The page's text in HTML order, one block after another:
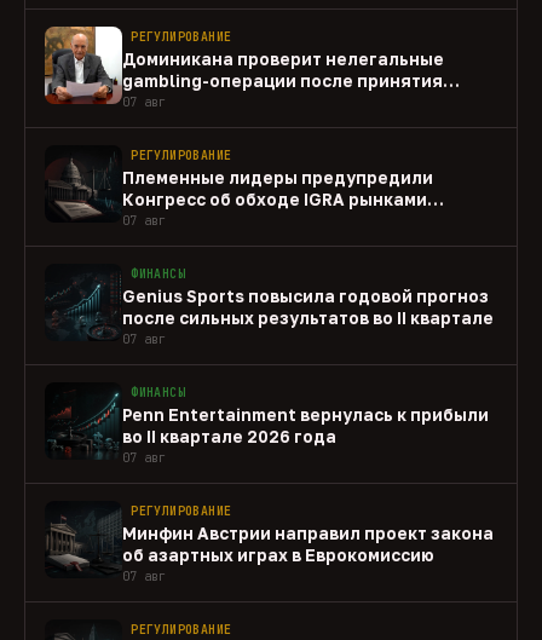
РЕГУЛИРОВАНИЕ
Доминикана проверит нелегальные
gambling-операции после принятия
закона
07 авг
РЕГУЛИРОВАНИЕ
Племенные лидеры предупредили
Конгресс об обходе IGRA рынками
прогнозов
07 авг
ФИНАНСЫ
Genius Sports повысила годовой прогноз
после сильных результатов во II квартале
07 авг
ФИНАНСЫ
Penn Entertainment вернулась к прибыли
во II квартале 2026 года
07 авг
РЕГУЛИРОВАНИЕ
Минфин Австрии направил проект закона
об азартных играх в Еврокомиссию
07 авг
РЕГУЛИРОВАНИЕ